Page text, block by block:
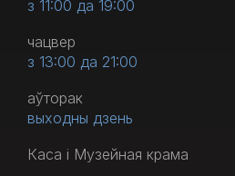
з 11:00 да 19:00
чацвер
з 13:00 да 21:00
аўторак
выходны дзень
Каса і Музейная крама